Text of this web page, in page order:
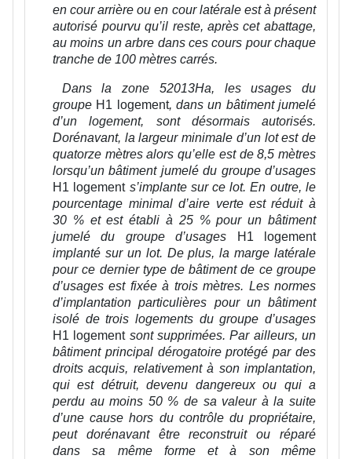
en cour arrière ou en cour latérale est à présent
autorisé pourvu qu’il reste, après cet abattage,
au moins un arbre dans ces cours pour chaque
tranche de 100 mètres carrés.
Dans la zone 52013Ha, les usages du
groupe H1 logement,dans un bâtiment jumelé
d’un logement, sont désormais autorisés.
Dorénavant, la largeur minimale d’un lot est de
quatorze mètres alors qu’elle est de 8,5 mètres
lorsqu’un bâtiment jumelé du groupe d’usages
H1 logement s’implante sur ce lot. En outre, le
pourcentage minimal d’aire verte est réduit à
30 % et est établi à 25 % pour un bâtiment
jumelé du groupe d’usages
H1 logement
implanté sur un lot. De plus, la marge latérale
pour ce dernier type de bâtiment de ce groupe
d’usages est fixée à trois mètres. Les normes
d’implantation particulières pour un bâtiment
isolé de trois logements du groupe d’usages
H1 logement sont supprimées. Par ailleurs, un
bâtiment principal dérogatoire protégé par des
droits acquis, relativement à son implantation,
qui est détruit, devenu dangereux ou qui a
perdu au moins 50 % de sa valeur à la suite
d’une cause hors du contrôle du propriétaire,
peut dorénavant être reconstruit ou réparé
dans sa même forme et à son même